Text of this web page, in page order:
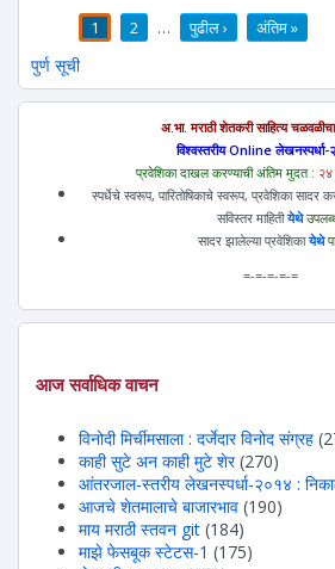
1 2 … पुढील › अंतिम »
पुर्ण सूची
अ.भा. मराठी शेतकरी साहित्य
विश्वस्तरीय Online लेखनस्पर्धा-
प्रवेशिका दाखल करण्याची अंतिम मुदत :
स्पर्धेचे स्वरूप, पारितोषिकाचे स्वरूप, प्रवेशिका सादर
सविस्तर माहितीयेथे
सादर झालेल्या प्रवेशिकायेथे
=-=-=-=-=
आज सर्वाधिक वाचन
विनोदी मिर्चीमसाला : दर्जेदार विनोद संग्रह
काही सुटे अन काही मुटे शेर (270)
आंतरजाल-स्तरीय लेखनस्पर्धा-२०१४ :
आजचे शेतमालाचे बाजारभाव (190)
माय मराठी स्तवन git (184)
माझे फेसबूक स्टेटस-1 (175)